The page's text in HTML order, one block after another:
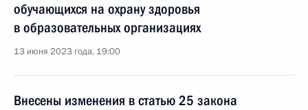
обучающихся на охрану здоровья
в образовательных организациях
13 июня 2023 года, 19:00
Внесены изменения в статью 25 закона